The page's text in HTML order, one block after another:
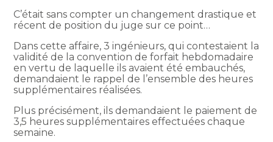
C’était sans compter un changement drastique et
récent de position du juge sur ce point…
Dans cette affaire, 3 ingénieurs, qui contestaient la
validité de la convention de forfait hebdomadaire
en vertu de laquelle ils avaient été embauchés,
demandaient le rappel de l’ensemble des heures
supplémentaires réalisées.
Plus précisément, ils demandaient le paiement de
3,5 heures supplémentaires effectuées chaque
semaine.